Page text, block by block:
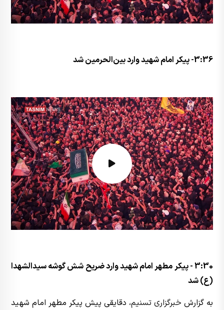
3:36- پیکر امام شهید وارد بین‌الحرمین شد
3:30 - پیکر مطهر امام شهید وارد ضریح شش گوشه سیدالشهدا
(ع) شد
به گزارش خبرگزاری تسنیم، دقایقی پیش پیکر مطهر امام شهید